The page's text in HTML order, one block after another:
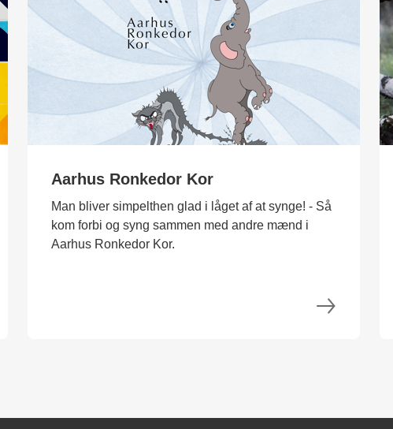
Aarhus Ronkedor Kor
Man bliver simpelthen glad i låget af at synge! - Så
kom forbi og syng sammen med andre mænd i
Aarhus Ronkedor Kor.